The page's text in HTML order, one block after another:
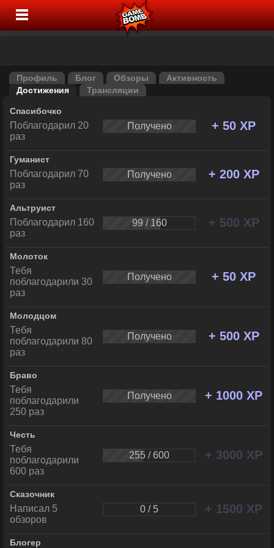
Профиль Блог Обзоры
Активность
Достижения
Трансляции
Спасибочко
Поблагодарил 20
раз
Получено + 50 XP
Гуманист
Поблагодарил 70
раз
Получено + 200 XP
Альтруист
Поблагодарил 160
раз
99 / 160 + 500 XP
Молоток
Тебя
поблагодарили 30
раз
Получено + 50 XP
Молодцом
Тебя
поблагодарили 80
раз
Получено + 500 XP
Браво
Тебя
поблагодарили
250 раз
Получено + 1000 XP
Честь
Тебя
поблагодарили
600 раз
255 / 600 + 3000 XP
Сказочник
Написал 5
обзоров
0 / 5 + 1500 XP
Блогер